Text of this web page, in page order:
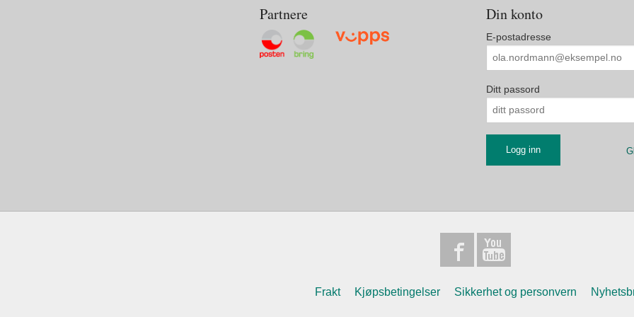
Partnere Din konto
E-postadresse
Ditt passord
Frakt Kjøpsbetingelser Sikkerhet og personvern